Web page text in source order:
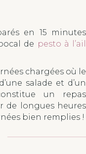
en 15 minutes
de pesto à l’ail
chargées où le
salade et d’un
un repas
de longues heures
bien remplies !